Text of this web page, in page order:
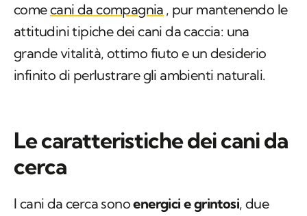
comecani da compagnia , pur mantenendo le
attitudini tipiche dei cani da caccia: una
grande vitalità, ottimo fiuto e un desiderio
infinito di perlustrare gli ambienti naturali.
Le caratteristiche dei cani da
cerca
I cani da cerca sonoenergici e grintosi, due